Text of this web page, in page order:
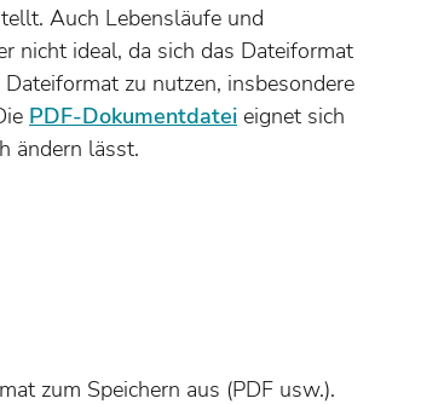
Auch Lebensläufe und
nicht ideal, da sich das Dateiformat
zu nutzen, insbesondere
PDF-Dokumentdatei eignet sich
ändern lässt.
zum Speichern aus (PDF usw.).